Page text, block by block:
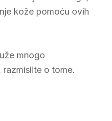
kože pomoću ovih
mnogo
o tome.